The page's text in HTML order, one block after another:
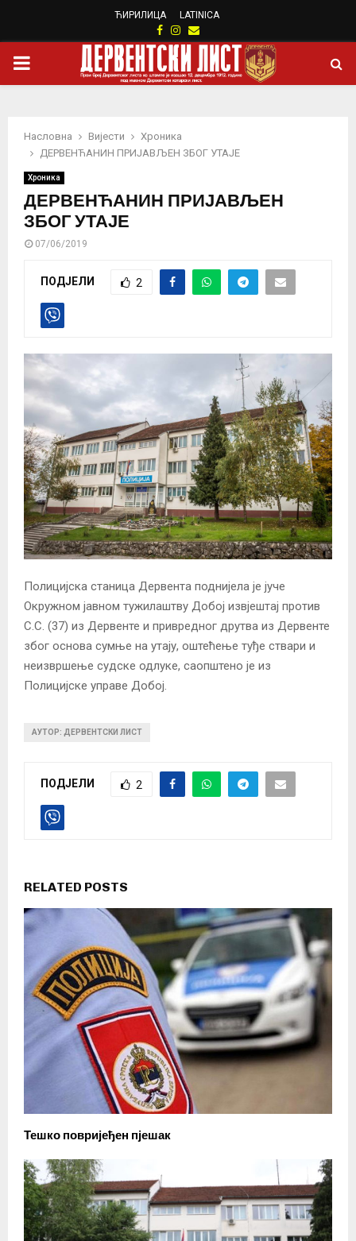
ЋИРИЛИЦА LATINICA
Facebook
Instagram
Email
PRIMARY
Насловна Вијести
Хроника
ДЕРВЕНЋАНИН ПРИЈАВЉЕН ЗБОГ УТАЈЕ
Хроника
ДЕРВЕНЋАНИН ПРИЈАВЉЕН
ЗБОГ УТАЈЕ
07/06/2019
ПОДЈЕЛИ 2
Полицијска станица Дервента поднијела је јуче
Окружном јавном тужилаштву Добој извјештај против
С.С. (37) из Дервенте и привредног друтва из Дервенте
због основа сумње на утају, оштећење туђе ствари и
неизвршење судске одлуке, саопштено је из
Полицијске управе Добој.
АУТОР: ДЕРВЕНТСКИ ЛИСТ
ПОДЈЕЛИ 2
RELATED POSTS
Тешко повријеђен пјешак